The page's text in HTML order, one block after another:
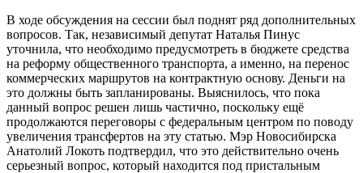
В ходе обсуждения на сессии был поднят ряд дополнительных
вопросов. Так, независимый депутат Наталья Пинус
уточнила, что необходимо предусмотреть в бюджете средства
на реформу общественного транспорта, а именно, на перенос
коммерческих маршрутов на контрактную основу. Деньги на
это должны быть запланированы. Выяснилось, что пока
данный вопрос решен лишь частично, поскольку ещё
продолжаются переговоры с федеральным центром по поводу
увеличения трансфертов на эту статью. Мэр Новосибирска
Анатолий Локоть подтвердил, что это действительно очень
серьезный вопрос, который находится под пристальным